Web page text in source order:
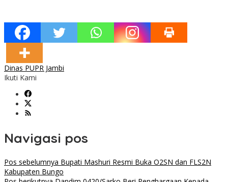
Dinas PUPR Jambi
Ikuti Kami
Navigasi pos
Pos sebelumnya Bupati Mashuri Resmi Buka O2SN dan FLS2N
Kabupaten Bungo